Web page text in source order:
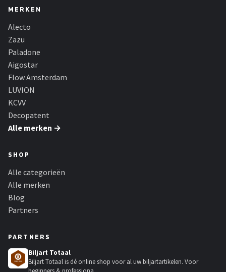
KCVV
Decopatent
Countryfield
Balvi
Alle merken →
MERKEN
Alecto
Zazu
Paladone
Aigostar
Flow Amsterdam
LUVION
KCVV
Decopatent
Alle merken →
SHOP
Alle categorieën
Alle merken
Blog
Partners
PARTNERS
Biljart Totaal
Biljart Totaal is dé online shop voor al uw biljartartikelen. Voor